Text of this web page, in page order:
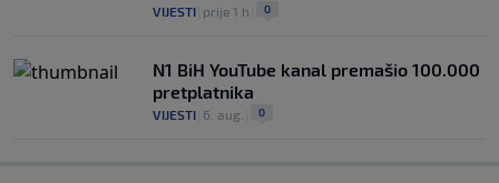
VIJESTI prije 1 h 0
N1 BiH YouTube kanal premašio 100.000
pretplatnika
VIJESTI 6. aug. 0